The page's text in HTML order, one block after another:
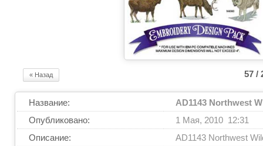
« Назад 57 /
Название:
AD1143 Northwest
Опубликовано:
1 Мая, 2010 12:31
Описание:
AD1143 Northwest